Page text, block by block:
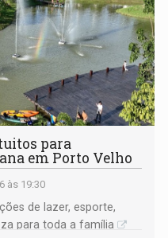
para
em Porto Velho
às 19:30
de lazer, esporte,
para toda a família